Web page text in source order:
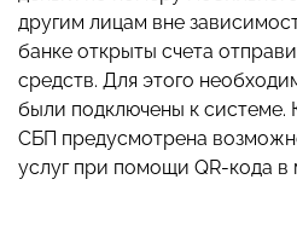
другим лицам вне
банке открыты счета
средств. Для этого
были подключены к системе.
СБП предусмотрена
услуг при помощи QR-кода в